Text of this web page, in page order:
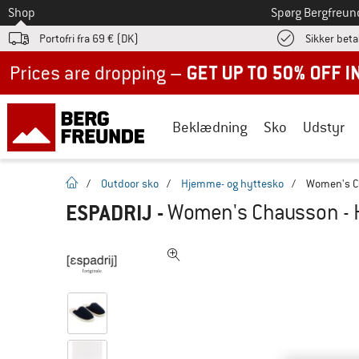
Til
Shop Spørg
Portofri fra 69 € (DK) Sikker
Beklædning Sko Udstyr
Hjemmeside
/ Outdoor sko / Hjemme- og hyttesko / Women's
ESPADRIJ -Women's Chausson